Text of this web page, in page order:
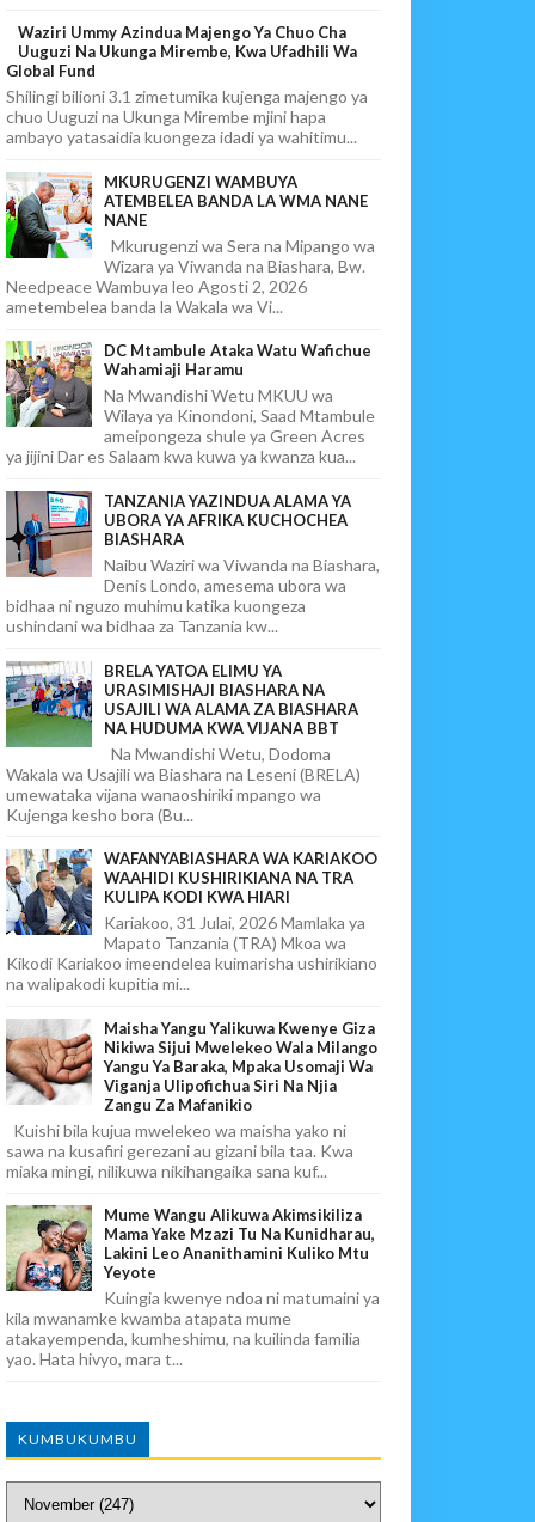
Waziri Ummy Azindua Majengo Ya Chuo Cha
Uuguzi Na Ukunga Mirembe, Kwa Ufadhili Wa
Global Fund
Shilingi bilioni 3.1 zimetumika kujenga majengo ya
chuo Uuguzi na Ukunga Mirembe mjini hapa
ambayo yatasaidia kuongeza idadi ya wahitimu...
MKURUGENZI WAMBUYA
ATEMBELEA BANDA LA WMA NANE
NANE
Mkurugenzi wa Sera na Mipango wa
Wizara ya Viwanda na Biashara, Bw.
Needpeace Wambuya leo Agosti 2, 2026
ametembelea banda la Wakala wa Vi...
DC Mtambule Ataka Watu Wafichue
Wahamiaji Haramu
Na Mwandishi Wetu MKUU wa
Wilaya ya Kinondoni, Saad Mtambule
ameipongeza shule ya Green Acres
ya jijini Dar es Salaam kwa kuwa ya kwanza kua...
TANZANIA YAZINDUA ALAMA YA
UBORA YA AFRIKA KUCHOCHEA
BIASHARA
Naibu Waziri wa Viwanda na Biashara,
Denis Londo, amesema ubora wa
bidhaa ni nguzo muhimu katika kuongeza
ushindani wa bidhaa za Tanzania kw...
BRELA YATOA ELIMU YA
URASIMISHAJI BIASHARA NA
USAJILI WA ALAMA ZA BIASHARA
NA HUDUMA KWA VIJANA BBT
Na Mwandishi Wetu, Dodoma
Wakala wa Usajili wa Biashara na Leseni (BRELA)
umewataka vijana wanaoshiriki mpango wa
Kujenga kesho bora (Bu...
WAFANYABIASHARA WA KARIAKOO
WAAHIDI KUSHIRIKIANA NA TRA
KULIPA KODI KWA HIARI
Kariakoo, 31 Julai, 2026 Mamlaka ya
Mapato Tanzania (TRA) Mkoa wa
Kikodi Kariakoo imeendelea kuimarisha ushirikiano
na walipakodi kupitia mi...
Maisha Yangu Yalikuwa Kwenye Giza
Nikiwa Sijui Mwelekeo Wala Milango
Yangu Ya Baraka, Mpaka Usomaji Wa
Viganja Ulipofichua Siri Na Njia
Zangu Za Mafanikio
Kuishi bila kujua mwelekeo wa maisha yako ni
sawa na kusafiri gerezani au gizani bila taa. Kwa
miaka mingi, nilikuwa nikihangaika sana kuf...
Mume Wangu Alikuwa Akimsikiliza
Mama Yake Mzazi Tu Na Kunidharau,
Lakini Leo Ananithamini Kuliko Mtu
Yeyote
Kuingia kwenye ndoa ni matumaini ya
kila mwanamke kwamba atapata mume
atakayempenda, kumheshimu, na kuilinda familia
yao. Hata hivyo, mara t...
KUMBUKUMBU